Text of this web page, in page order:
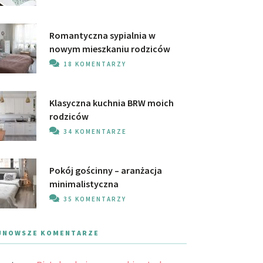
Romantyczna sypialnia w
nowym mieszkaniu rodziców
18 KOMENTARZY
Klasyczna kuchnia BRW moich
rodziców
34 KOMENTARZE
Pokój gościnny – aranżacja
minimalistyczna
35 KOMENTARZY
KOMENTARZE